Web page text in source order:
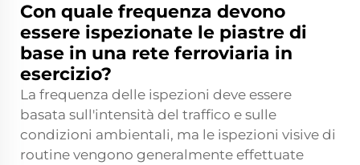
Con quale frequenza devono
essere ispezionate le piastre di
base in una rete ferroviaria in
esercizio?
La frequenza delle ispezioni deve essere
basata sull'intensità del traffico e sulle
condizioni ambientali, ma le ispezioni visive di
routine vengono generalmente effettuate